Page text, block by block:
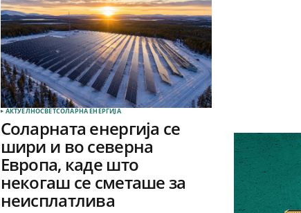
АКТУЕЛНОСВЕТСОЛАРНА EНЕРГИЈА
Соларната енергија се
шири и во северна
Европа, каде што
некогаш се сметаше за
неисплатлива